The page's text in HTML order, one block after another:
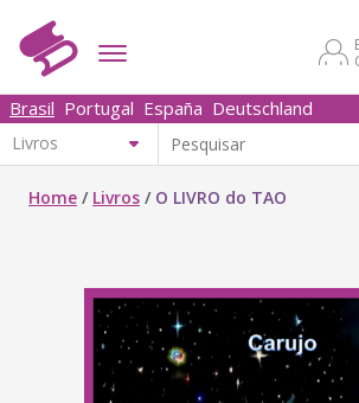
Brasil Portugal España Deutschland
Home / Livros / O LIVRO do TAO